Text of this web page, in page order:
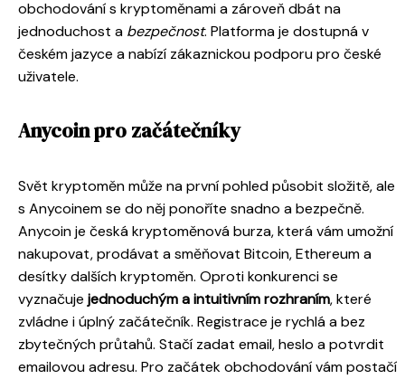
obchodování s kryptoměnami a zároveň dbát na
jednoduchost a bezpečnost. Platforma je dostupná v
českém jazyce a nabízí zákaznickou podporu pro české
uživatele.
Anycoin pro začátečníky
Svět kryptoměn může na první pohled působit složitě, ale
s Anycoinem se do něj ponoříte snadno a bezpečně.
Anycoin je česká kryptoměnová burza, která vám umožní
nakupovat, prodávat a směňovat Bitcoin, Ethereum a
desítky dalších kryptoměn. Oproti konkurenci se
vyznačuje jednoduchým a intuitivním rozhraním, které
zvládne i úplný začátečník. Registrace je rychlá a bez
zbytečných průtahů. Stačí zadat email, heslo a potvrdit
emailovou adresu. Pro začátek obchodování vám postačí